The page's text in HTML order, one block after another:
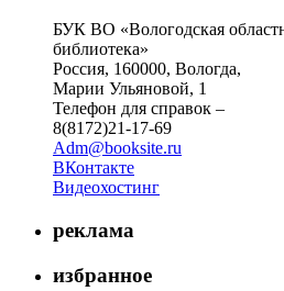
БУК ВО «Вологодская
библиотека»
Россия, 160000, Вологда,
Марии Ульяновой, 1
Телефон для справок –
8(8172)21-17-69
Adm@booksite.ru
ВКонтакте
Видеохостинг
реклама
избранное